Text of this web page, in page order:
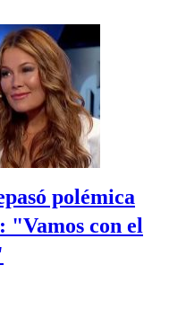
polémica
"Vamos con el